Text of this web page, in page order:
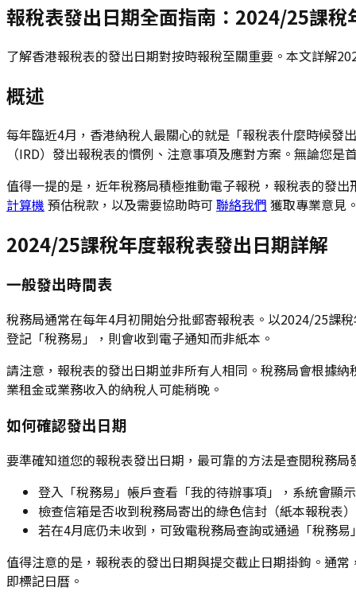
報稅表發出日期全面指南：2024/25課稅
了解香港報稅表的發出日期對按時報稅至關重要。本文詳解
概述
每年臨近4月，香港納稅人最關心的就是「報稅表什麼時候
（IRD）發出報稅表的慣例、注意事項及應對方案。無論您
值得一提的是，近年稅務局積極推動電子報税，報稅表的發
計算機 預估稅款，以及需要協助時可聯絡我們 獲取專業意見
2024/25課稅年度報稅表發出日期詳解
一般發出時間表
稅務局通常在每年4月初開始分批郵寄報稅表。以2024/25課
登記「稅務易」，則會收到電子通知而非紙本。
請注意，報稅表的發出日期並非所有人相同。稅務局會根據
業租金或業務收入的納稅人可能稍晚。
如何確認發出日期
要準確知道您的報稅表發出日期，最可靠的方法是查閱稅務
登入「稅務易」帳戶查看「我的待辦事項」，系統會顯
檢查信箱是否收到稅務局寄出的綠色信封（紙本報稅表
若在4月底仍未收到，可致電稅務局查詢或通過「稅務易
值得注意的是，報稅表的發出日期與提交截止日期掛鉤。通
即標記日曆。